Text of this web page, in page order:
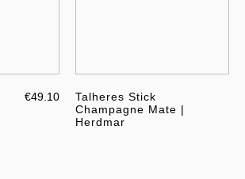
€49.10
Talheres Stick
Champagne Mate |
Herdmar